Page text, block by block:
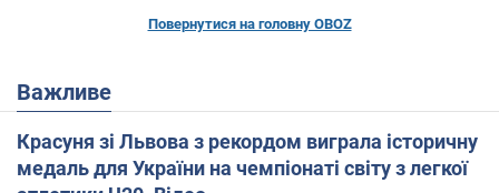
Повернутися на головну OBOZ
Важливе
Красуня зі Львова з рекордом виграла історичну
медаль для України на чемпіонаті світу з легкої